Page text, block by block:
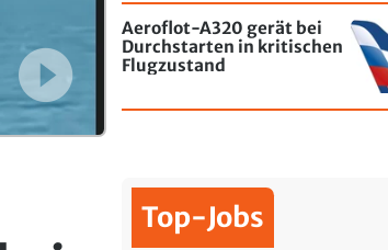
Aeroflot-A320 gerät bei
Durchstarten in kritischen
Flugzustand
Top-Jobs